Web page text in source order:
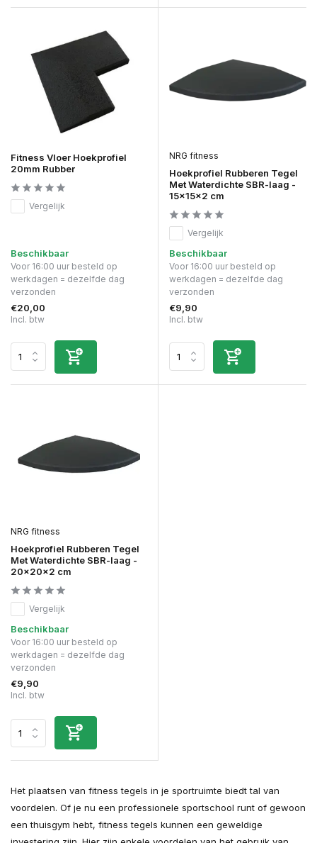
Fitness Vloer Hoekprofiel
20mm Rubber
Vergelijk
Beschikbaar
Voor 16:00 uur besteld op
werkdagen = dezelfde dag
verzonden
€20,00
Incl. btw
NRG fitness
Hoekprofiel Rubberen Tegel
Met Waterdichte SBR-laag -
15x15x2 cm
Vergelijk
Beschikbaar
Voor 16:00 uur besteld op
werkdagen = dezelfde dag
verzonden
€9,90
Incl. btw
NRG fitness
Hoekprofiel Rubberen Tegel
Met Waterdichte SBR-laag -
20x20x2 cm
Vergelijk
Beschikbaar
Voor 16:00 uur besteld op
werkdagen = dezelfde dag
verzonden
€9,90
Incl. btw
Het plaatsen van fitness tegels in je sportruimte biedt tal van
voordelen. Of je nu een professionele sportschool runt of gewoon
een thuisgym hebt, fitness tegels kunnen een geweldige